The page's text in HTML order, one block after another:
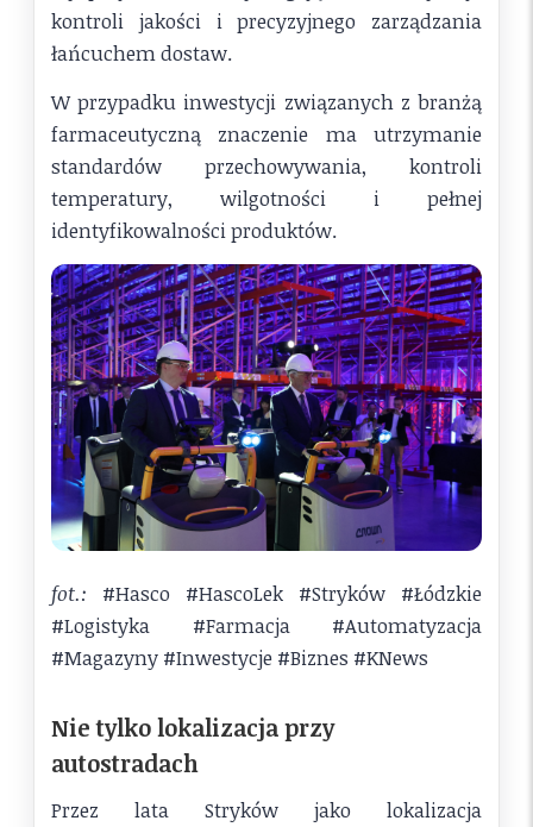
kontroli jakości i precyzyjnego zarządzania
łańcuchem dostaw.
W przypadku inwestycji związanych z branżą
farmaceutyczną znaczenie ma utrzymanie
standardów przechowywania, kontroli
temperatury, wilgotności i pełnej
identyfikowalności produktów.
fot.: #Hasco #HascoLek #Stryków #Łódzkie
#Logistyka #Farmacja #Automatyzacja
#Magazyny #Inwestycje #Biznes #KNews
Nie tylko lokalizacja przy
autostradach
Przez lata Stryków jako lokalizacja